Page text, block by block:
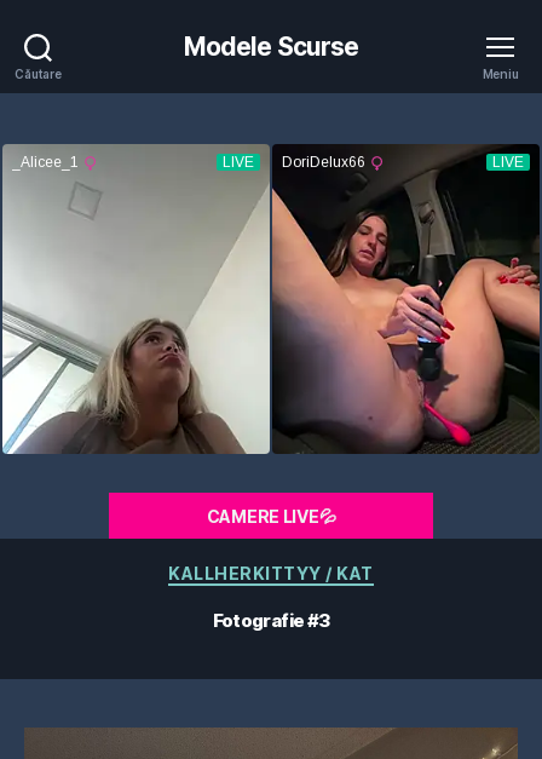
Căutare
Modele Scurse
Meniu
CAMERE LIVE💦
Categorii
KALLHERKITTYY / KAT
Fotografie #3